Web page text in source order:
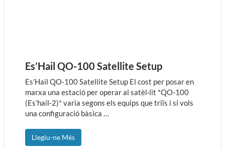
Es’Hail QO-100 Satellite Setup
Es’Hail QO-100 Satellite Setup El cost per posar en
marxa una estació per operar al satèl·lit *QO-100
(Es’hail-2)* varia segons els equips que triïs i si vols
una configuració bàsica …
Llegiu-ne Més